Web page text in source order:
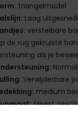
triangelmodel
Laag
verstelbare
de rug gekruiste
als je
Verwijderbare
medium
Meest